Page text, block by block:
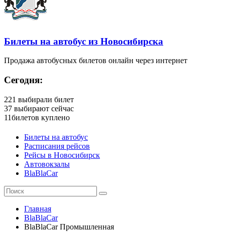
Билеты на автобус из Новосибирска
Продажа автобусных билетов онлайн через интернет
Сегодня:
221 выбирали билет
37 выбирают сейчас
11билетов куплено
Билеты на автобус
Расписания рейсов
Рейсы в Новосибирск
Автовокзалы
BlaBlaCar
Главная
BlaBlaCar
BlaBlaCar Промышленная